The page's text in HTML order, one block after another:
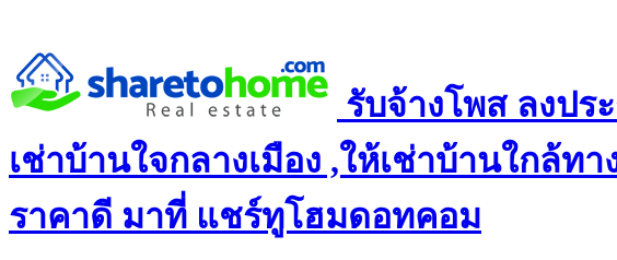
รับจ้างโพส ลงปร
เช่าบ้านใจกลางเมือง ,ให้เช่าบ้านใกล้
ราคาดี มาที่ แชร์ทูโฮมดอทคอม